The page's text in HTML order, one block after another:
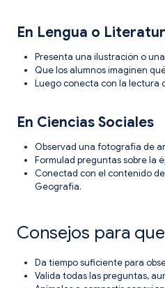
En Lengua o
Presenta una ilustración o
Que los alumnos imaginen
Luego conecta con la lectura
En Ciencias Sociales
Observad una fotografía de
Formulad preguntas sobre la
Conectad con el contenido
Geografía.
Consejos para
Da tiempo suficiente para
Valida todas las preguntas,